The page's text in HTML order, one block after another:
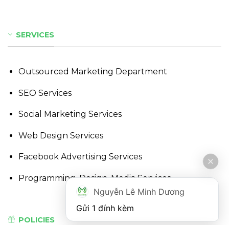
SERVICES
Outsourced Marketing Department
SEO Services
Social Marketing Services
Web Design Services
Facebook Advertising Services
Programming, Design, Media Services,..
POLICIES
Nguyễn Lê Minh Dương
Gửi 1 đính kèm